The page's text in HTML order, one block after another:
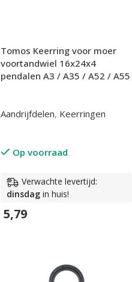
Tomos Keerring voor moer
voortandwiel 16x24x4
pendalen A3 / A35 / A52 / A55
Aandrijfdelen, Keerringen
Op voorraad
Verwachte levertijd:
dinsdag in huis!
5,79